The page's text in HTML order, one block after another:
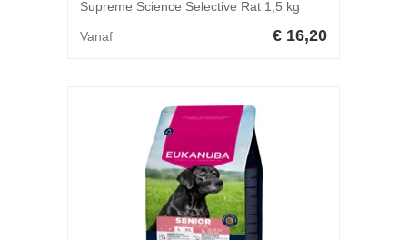
Supreme Science Selective Rat 1,5 kg
Vanaf € 16,20